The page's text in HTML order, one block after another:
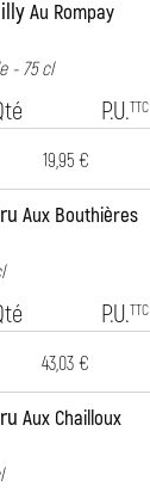
Au Rompay
- 75 cl
P.U.TTC
19,95 €
Aux Bouthières
P.U.TTC
43,03 €
Aux Chailloux